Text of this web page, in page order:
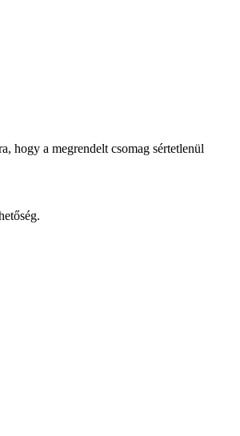
hogy a megrendelt csomag sértetlenül